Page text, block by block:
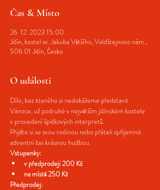
Čas & Místo
26. 12. 2023 15:00
Jičín, kostel sv. Jakuba Většího, Valdštejnovo nám.,
506 01 Jičín, Česko
O události
Dílo, bez kterého si nedokážeme představit
Vánoce, už podruhé v největším jičínském kostele
v provedení špičkových interpretů.
Přijďte si se svou rodinou nebo přáteli zpříjemnit
adventní čas krásnou hudbou.
Vstupenky:
v předprodeji 200 Kč
na místě 250 Kč
Předprodej: